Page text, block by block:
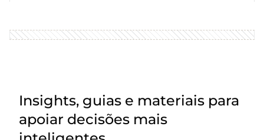
Insights, guias e materiais para
apoiar decisões mais